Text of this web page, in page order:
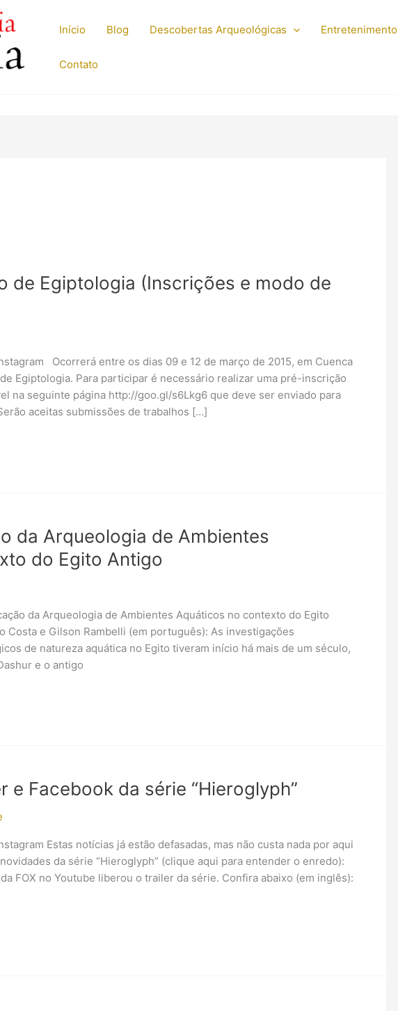
Início Blog Descobertas Arqueológicas Entretenimento
Contato
de Egiptologia (Inscrições e modo de
Ocorrerá entre os dias 09 e 12 de março de 2015, em Cuenca
Egiptologia. Para participar é necessário realizar uma pré-inscrição
na seguinte página http://goo.gl/s6Lkg6 que deve ser enviado para
aceitas submissões de trabalhos […]
da Arqueologia de Ambientes
do Egito Antigo
da Arqueologia de Ambientes Aquáticos no contexto do Egito
Costa e Gilson Rambelli (em português): As investigações
de natureza aquática no Egito tiveram início há mais de um século,
e o antigo
e Facebook da série “Hieroglyph”
Estas notícias já estão defasadas, mas não custa nada por aqui
da série “Hieroglyph” (clique aqui para entender o enredo):
FOX no Youtube liberou o trailer da série. Confira abaixo (em inglês):